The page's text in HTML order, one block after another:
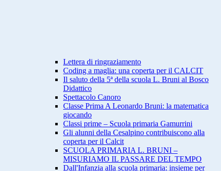
Lettera di ringraziamento
Coding a maglia: una coperta per il CALCIT
Il saluto della 5ª della scuola L. Bruni al Bosco
Didattico
Spettacolo Canoro
Classe Prima A Leonardo Bruni: la matematica
giocando
Classi prime – Scuola primaria Gamurrini
Gli alunni della Cesalpino contribuiscono alla
coperta per il Calcit
SCUOLA PRIMARIA L. BRUNI –
MISURIAMO IL PASSARE DEL TEMPO
Dall'Infanzia alla scuola primaria: insieme per